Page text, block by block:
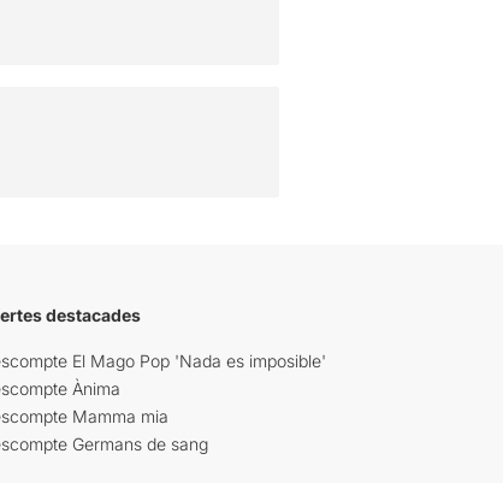
destacades
El Mago Pop 'Nada es imposible'
Ànima
Mamma mia
Germans de sang